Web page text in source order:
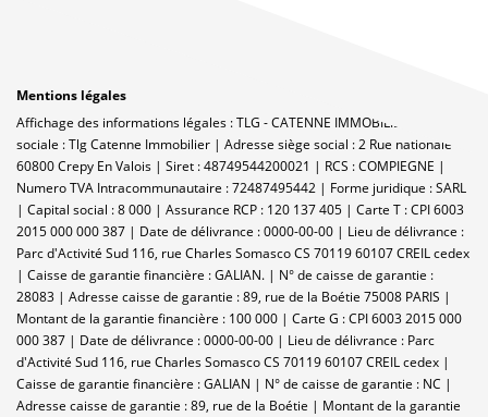
Mentions légales
Affichage des informations légales : TLG - CATENNE IMMOBILIER | Raison
sociale : Tlg Catenne Immobilier | Adresse siège social : 2 Rue nationale -
60800 Crepy En Valois | Siret : 48749544200021 | RCS : COMPIEGNE |
Numero TVA Intracommunautaire : 72487495442 | Forme juridique : SARL
| Capital social : 8 000 | Assurance RCP : 120 137 405 | Carte T : CPI 6003
2015 000 000 387 | Date de délivrance : 0000-00-00 | Lieu de délivrance :
Parc d'Activité Sud 116, rue Charles Somasco CS 70119 60107 CREIL cedex
| Caisse de garantie financière : GALIAN. | N° de caisse de garantie :
28083 | Adresse caisse de garantie : 89, rue de la Boétie 75008 PARIS |
Montant de la garantie financière : 100 000 | Carte G : CPI 6003 2015 000
000 387 | Date de délivrance : 0000-00-00 | Lieu de délivrance : Parc
d'Activité Sud 116, rue Charles Somasco CS 70119 60107 CREIL cedex |
Caisse de garantie financière : GALIAN | N° de caisse de garantie : NC |
Adresse caisse de garantie : 89, rue de la Boétie | Montant de la garantie